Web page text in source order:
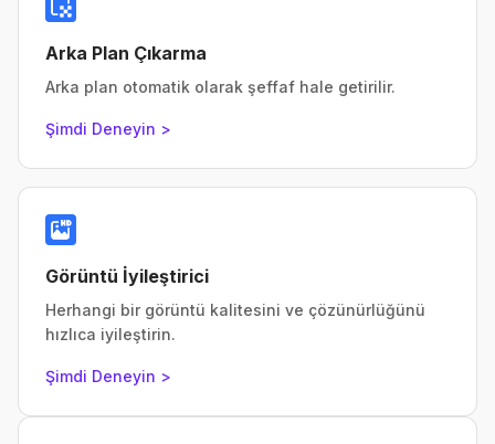
Arka Plan Çıkarma
Arka plan otomatik olarak şeffaf hale getirilir.
Şimdi Deneyin >
Görüntü İyileştirici
Herhangi bir görüntü kalitesini ve çözünürlüğünü
hızlıca iyileştirin.
Şimdi Deneyin >